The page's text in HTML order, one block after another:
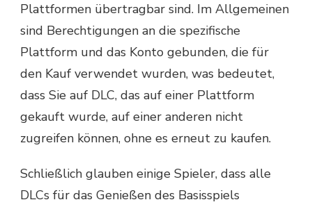
Plattformen übertragbar sind. Im Allgemeinen
sind Berechtigungen an die spezifische
Plattform und das Konto gebunden, die für
den Kauf verwendet wurden, was bedeutet,
dass Sie auf DLC, das auf einer Plattform
gekauft wurde, auf einer anderen nicht
zugreifen können, ohne es erneut zu kaufen.
Schließlich glauben einige Spieler, dass alle
DLCs für das Genießen des Basisspiels